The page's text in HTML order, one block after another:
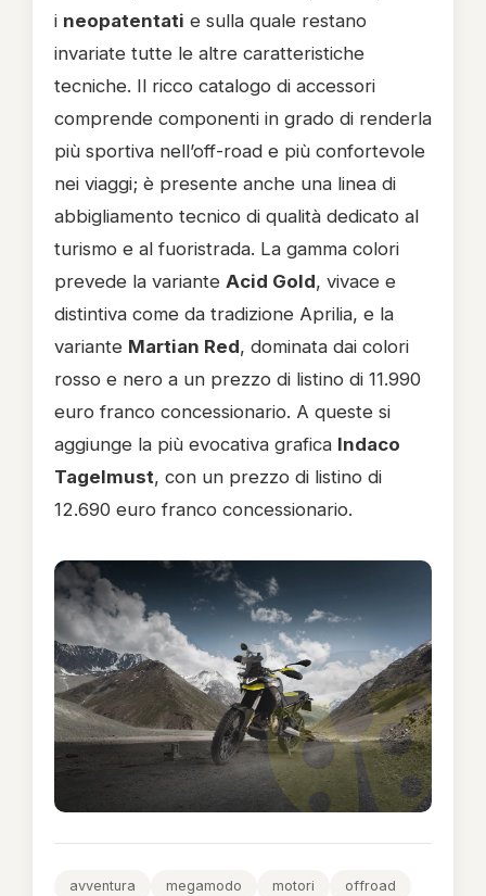
i neopatentati e sulla quale restano
invariate tutte le altre caratteristiche
tecniche. Il ricco catalogo di accessori
comprende componenti in grado di renderla
più sportiva nell’off-road e più confortevole
nei viaggi; è presente anche una linea di
abbigliamento tecnico di qualità dedicato al
turismo e al fuoristrada. La gamma colori
prevede la variante Acid Gold, vivace e
distintiva come da tradizione Aprilia, e la
variante Martian Red, dominata dai colori
rosso e nero a un prezzo di listino di 11.990
euro franco concessionario. A queste si
aggiunge la più evocativa grafica Indaco
Tagelmust, con un prezzo di listino di
12.690 euro franco concessionario.
avventura megamodo motori
offroad